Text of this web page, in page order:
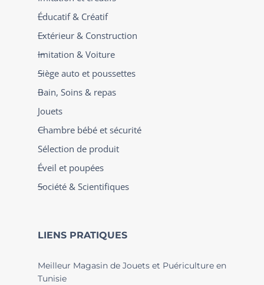
Éducatif & Créatif
Extérieur & Construction
Imitation & Voiture
Siège auto et poussettes
Bain, Soins & repas
Jouets
Chambre bébé et sécurité
Sélection de produit
Éveil et poupées
Société & Scientifiques
LIENS PRATIQUES
Meilleur Magasin de Jouets et Puériculture en
Tunisie